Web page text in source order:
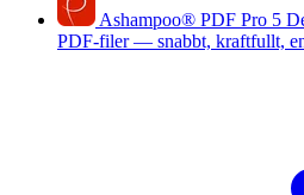
Ashampoo® PDF Pro 5
PDF-filer — snabbt, kraftfullt,